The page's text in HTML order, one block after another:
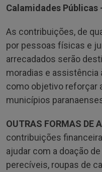
Calamidades Públicas
As contribuições, de
por pessoas físicas e
arrecadados serão
moradias e assistência
como objetivo reforçar
municípios
OUTRAS FORMAS DE
contribuições
ajudar com a doação
perecíveis, roupas de